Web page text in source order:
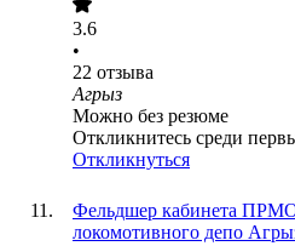
3.6
•
22 отзыва
Агрыз
Можно без резюме
Откликнитесь среди
Откликнуться
Фельдшер кабинета ПРМО
локомотивного депо